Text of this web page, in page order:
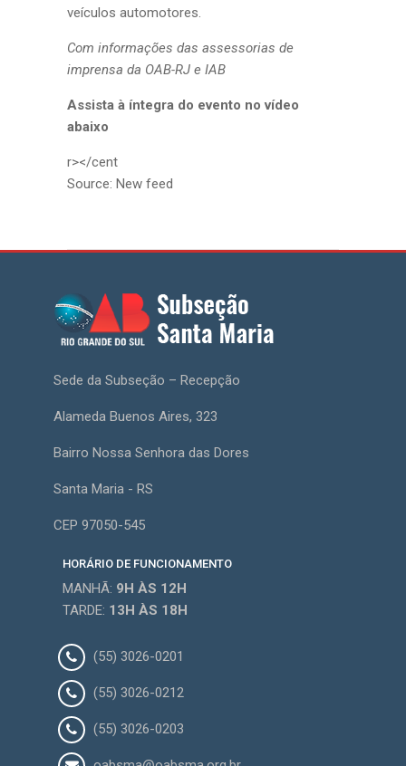
veículos automotores.
Com informações das assessorias de
imprensa da OAB-RJ e IAB
Assista à íntegra do evento no vídeo
abaixo
r></cent
Source: New feed
Sede da Subseção – Recepção
Alameda Buenos Aires, 323
Bairro Nossa Senhora das Dores
Santa Maria - RS
CEP 97050-545
HORÁRIO DE FUNCIONAMENTO
MANHÃ: 9H ÀS 12H
TARDE: 13H ÀS 18H
(55) 3026-0201
(55) 3026-0212
(55) 3026-0203